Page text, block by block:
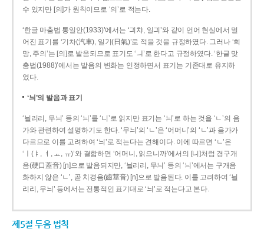
수 있지만 [의]가 원칙이므로 ‘의’로 적는다.
‘한글 마춤법 통일안(1933)’에서는 ‘긔챠, 일긔’와 같이 언어 현실에서 멀
어진 표기를 ‘기차(汽車), 일기(日氣)’로 적을 것을 규정하였다. 그러나 ‘희
망, 주의’는 [의]로 발음되므로 표기도 ‘ㅢ’로 한다고 규정하였다. ‘한글 맞
춤법(1988)’에서는 발음의 변화는 인정하면서 표기는 기존대로 유지하
였다.
‘늬’의 발음과 표기
‘늴리리, 무늬’ 등의 ‘늬’를 ‘니’로 읽지만 표기는 ‘늬’로 하는 것을 ‘ㄴ’의 음
가와 관련하여 설명하기도 한다. ‘무늬’의 ‘ㄴ’은 ‘어머니’의 ‘ㄴ’과 음가가
다르므로 이를 고려하여 ‘늬’로 적는다는 견해이다. 이에 따르면 ‘ㄴ’은
‘ㅣ(ㅑ, ㅕ, ㅛ, ㅠ)’와 결합하면 ‘어머니, 읽으니까’에서의 [니]처럼 경구개
음(硬口蓋音) [ɲ]으로 발음되지만, ‘늴리리, 무늬’ 등의 ‘늬’에서는 구개음
화하지 않은 ‘ㄴ’, 곧 치경음(齒莖音) [n]으로 발음된다. 이를 고려하여 ‘늴
리리, 무늬’ 등에서는 전통적인 표기대로 ‘늬’로 적는다고 본다.
제5절 두음 법칙